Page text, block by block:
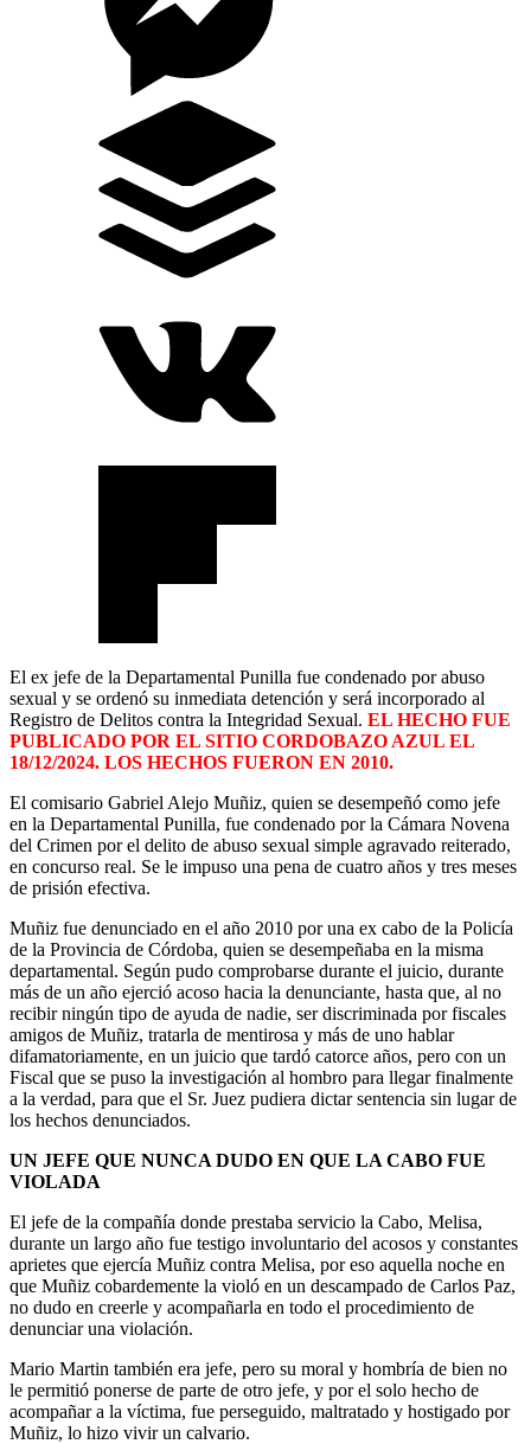
El ex jefe de la Departamental Punilla fue condenado por abuso
sexual y se ordenó su inmediata detención y será incorporado al
Registro de Delitos contra la Integridad Sexual. EL HECHO FUE
PUBLICADO POR EL SITIO CORDOBAZO AZUL EL
18/12/2024. LOS HECHOS FUERON EN 2010.
El comisario Gabriel Alejo Muñiz, quien se desempeñó como jefe
en la Departamental Punilla, fue condenado por la Cámara Novena
del Crimen por el delito de abuso sexual simple agravado reiterado,
en concurso real. Se le impuso una pena de cuatro años y tres meses
de prisión efectiva.
Muñiz fue denunciado en el año 2010 por una ex cabo de la Policía
de la Provincia de Córdoba, quien se desempeñaba en la misma
departamental. Según pudo comprobarse durante el juicio, durante
más de un año ejerció acoso hacia la denunciante, hasta que, al no
recibir ningún tipo de ayuda de nadie, ser discriminada por fiscales
amigos de Muñiz, tratarla de mentirosa y más de uno hablar
difamatoriamente, en un juicio que tardó catorce años, pero con un
Fiscal que se puso la investigación al hombro para llegar finalmente
a la verdad, para que el Sr. Juez pudiera dictar sentencia sin lugar de
los hechos denunciados.
UN JEFE QUE NUNCA DUDO EN QUE LA CABO FUE
VIOLADA
El jefe de la compañía donde prestaba servicio la Cabo, Melisa,
durante un largo año fue testigo involuntario del acosos y constantes
aprietes que ejercía Muñiz contra Melisa, por eso aquella noche en
que Muñiz cobardemente la violó en un descampado de Carlos Paz,
no dudo en creerle y acompañarla en todo el procedimiento de
denunciar una violación.
Mario Martin también era jefe, pero su moral y hombría de bien no
le permitió ponerse de parte de otro jefe, y por el solo hecho de
acompañar a la víctima, fue perseguido, maltratado y hostigado por
Muñiz, lo hizo vivir un calvario.